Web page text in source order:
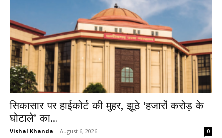
सिकासार पर हाईकोर्ट की मुहर, झूठे ‘हजारों करोड़ के
घोटाले’ का...
Vishal Khanda - August 6, 2026 0